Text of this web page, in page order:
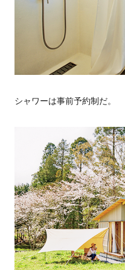
シャワーは事前予約制だ。